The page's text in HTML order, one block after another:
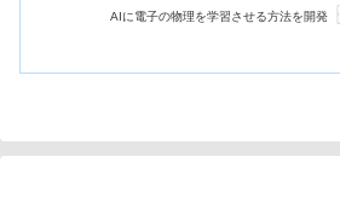
AIに電子の物理を学習させる方法を開発